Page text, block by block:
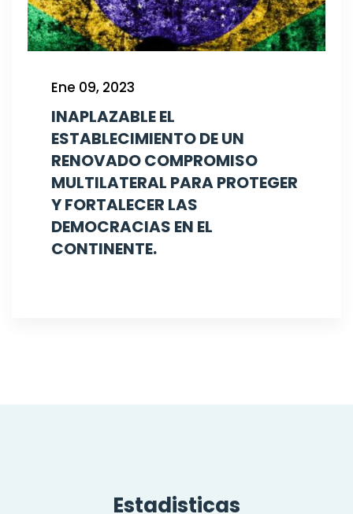
Ene 09, 2023
INAPLAZABLE EL
ESTABLECIMIENTO DE UN
RENOVADO COMPROMISO
MULTILATERAL PARA PROTEGER
Y FORTALECER LAS
DEMOCRACIAS EN EL
CONTINENTE.
Estadisticas